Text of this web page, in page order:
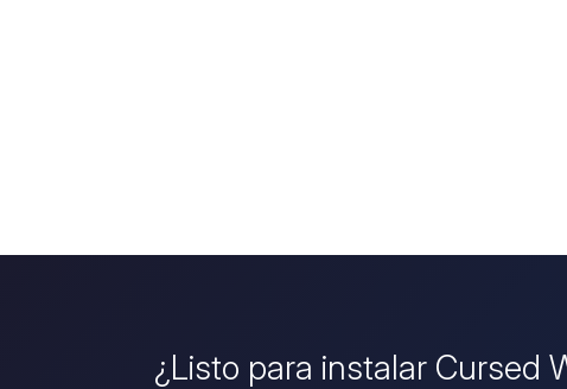
¿Listo para instalar Cursed